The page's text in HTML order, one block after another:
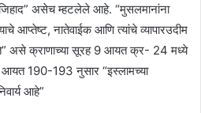
“जिहाद” असेच म्हटलेले आहे. “मुसलमानांना
आप्तेष्ट, नातेवाईक आणि त्यांचे व्यापारउदीम
असे क्राणाच्या सूरह 9 आयत क्र- 24 मध्ये
190-193 नुसार “इस्लामच्या
आहे”